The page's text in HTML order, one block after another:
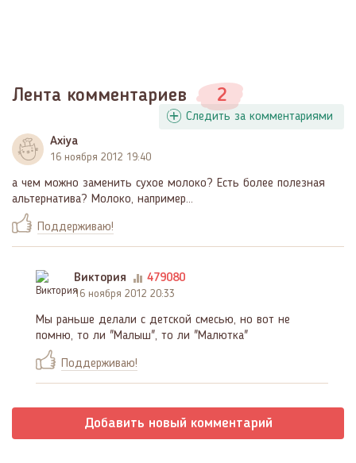
Лента комментариев 2
Следить за комментариями
Axiya
16 ноября 2012 19:40
а чем можно заменить сухое молоко? Есть более полезная
альтернатива? Молоко, например...
Поддерживаю!
Виктория 479080
16 ноября 2012 20:33
Мы раньше делали с детской смесью, но вот не
помню, то ли "Малыш", то ли "Малютка"
Поддерживаю!
Добавить новый комментарий